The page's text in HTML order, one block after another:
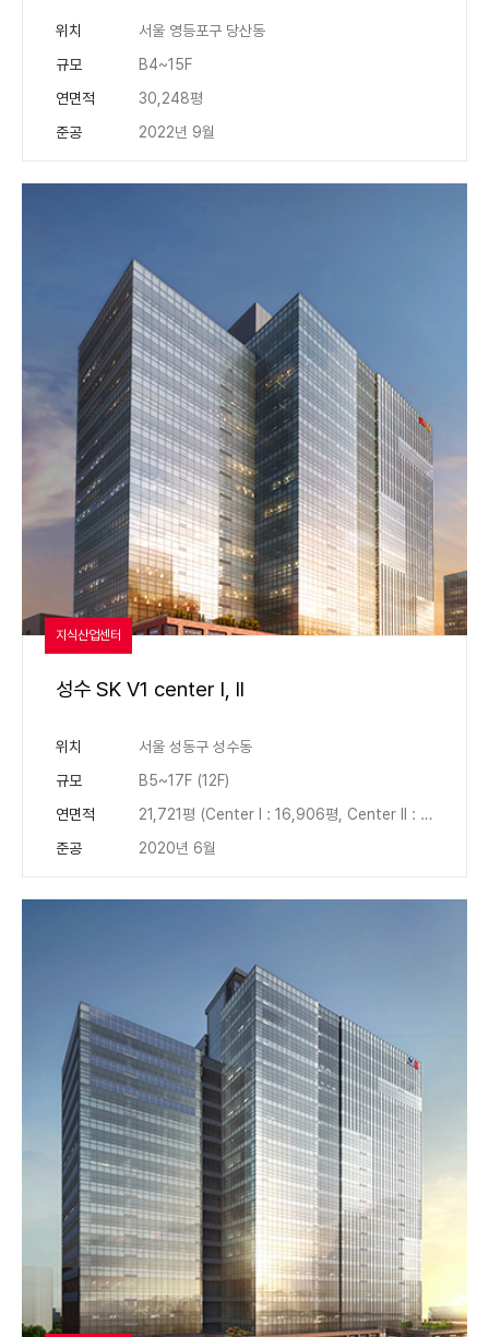
위치
서울 영등포구 당산동
규모
B4~15F
연면적
30,248평
준공
2022년 9월
지식산업센터
성수 SK V1 center I, II
위치
서울 성동구 성수동
규모
B5~17F (12F)
연면적
21,721평 (Center I : 16,906평, Center II : 4,815평)
준공
2020년 6월